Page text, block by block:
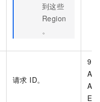
到这些
Region
。
请求 ID。